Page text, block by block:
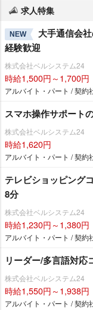
求人特集
NEW
大手通信会
経験歓迎
株式会社ベルシステム24
時給1,500円～1,700円
アルバイト・パート / 契約
スマホ操作サポート
株式会社ベルシステム24
時給1,620円
アルバイト・パート / 契約
テレビショッピング
8分
株式会社ベルシステム24
時給1,230円～1,380円
アルバイト・パート / 契約
リーダー/多言語対
株式会社ベルシステム24
時給1,550円～1,938円
アルバイト・パート / 契約